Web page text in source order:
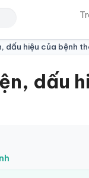
dấu hiệu của bệnh
dấu